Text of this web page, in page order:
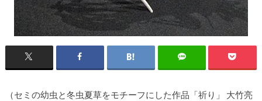
（セミの幼虫と冬虫夏草をモチーフにした作品「祈り」 大竹亮